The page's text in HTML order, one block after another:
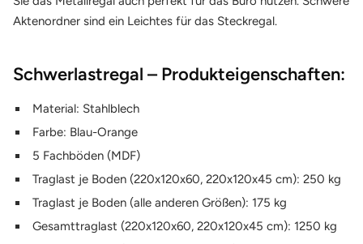
Aktenordner sind ein Leichtes für das Steckregal.
Schwerlastregal – Produkteigenschaften:
Material: Stahlblech
Farbe: Blau-Orange
5 Fachböden (MDF)
Traglast je Boden (220x120x60, 220x120x45 cm): 250 kg
Traglast je Boden (alle anderen Größen): 175 kg
Gesamttraglast (220x120x60, 220x120x45 cm): 1250 kg